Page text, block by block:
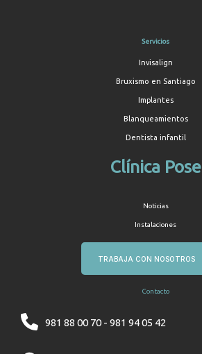
Servicios
Invisalign
Bruxismo en Santiago
Implantes
Blanqueamientos
Dentista infantil
Clínica Pose
Noticias
Instalaciones
TRABAJA CON NOSOTROS
Contacto
981 88 00 70 - 981 94 05 42